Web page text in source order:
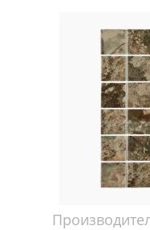
Мозаика
Мозаика
Мозаика